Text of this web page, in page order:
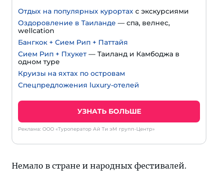
Отдых на популярных курортах с экскурсиями
Оздоровление в Таиланде — спа, велнес,
wellcation
Бангкок + Сием Рип + Паттайя
Сием Рип + Пхукет — Таиланд и Камбоджа в
одном туре
Круизы на яхтах по островам
Спецпредложения luxury-отелей
УЗНАТЬ БОЛЬШЕ
Реклама: ООО «Туроператор Ай Ти эМ групп-Центр»
Немало в стране и народных фестивалей.